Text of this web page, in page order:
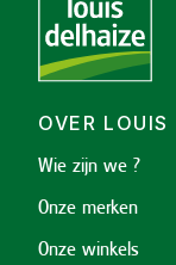
OVER LOUIS
Wie zijn we ?
Onze merken
Onze winkels